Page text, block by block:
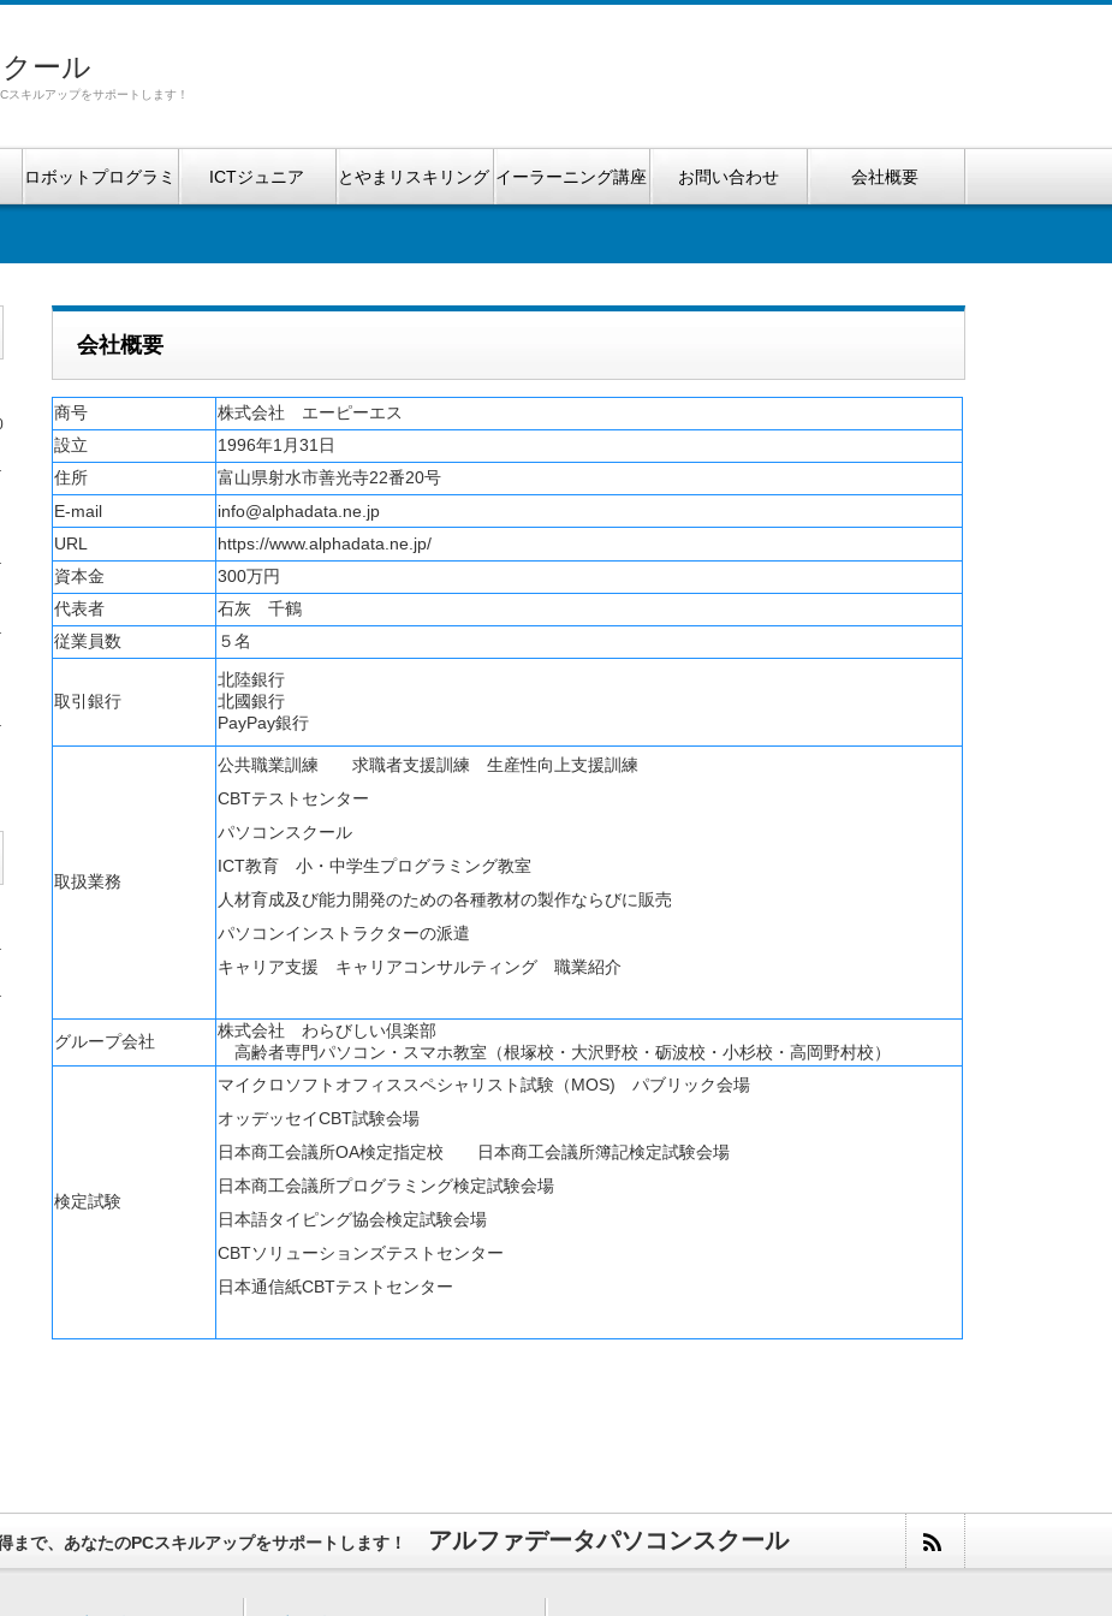
ール
キルアップをサポートします！
ロボットプログラミ ICTジュニア とやまリスキリング イーラーニング講座 お問い合わせ 会社概要
会社概要
商号
株式会社 エーピーエス
設立
1996年1月31日
住所
富山県射水市善光寺22番20号
E-mail
info@alphadata.ne.jp
URL
https://www.alphadata.ne.jp/
資本金
300万円
代表者
石灰 千鶴
従業員数
５名
取引銀行
北陸銀行
北國銀行
PayPay銀行
取扱業務
公共職業訓練 求職者支援訓練 生産性向上支援訓練
CBTテストセンター
パソコンスクール
ICT教育 小・中学生プログラミング教室
人材育成及び能力開発のための各種教材の製作ならびに販売
パソコンインストラクターの派遣
キャリア支援 キャリアコンサルティング 職業紹介
グループ会社
株式会社 わらびしい倶楽部
高齢者専門パソコン・スマホ教室（根塚校・大沢野校・砺波校・小杉校・高岡野村校）
検定試験
マイクロソフトオフィススペシャリスト試験（MOS) パブリック会場
オッデッセイCBT試験会場
日本商工会議所OA検定指定校 日本商工会議所簿記検定試験会場
日本商工会議所プログラミング検定試験会場
日本語タイピング協会検定試験会場
CBTソリューションズテストセンター
日本通信紙CBTテストセンター
で、あなたのPCスキルアップをサポートします！ アルファデータパソコンスクール